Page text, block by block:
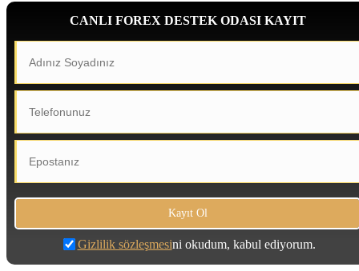
CANLI FOREX DESTEK ODASI KAYIT
Gizlilik sözleşmesini okudum, kabul ediyorum.